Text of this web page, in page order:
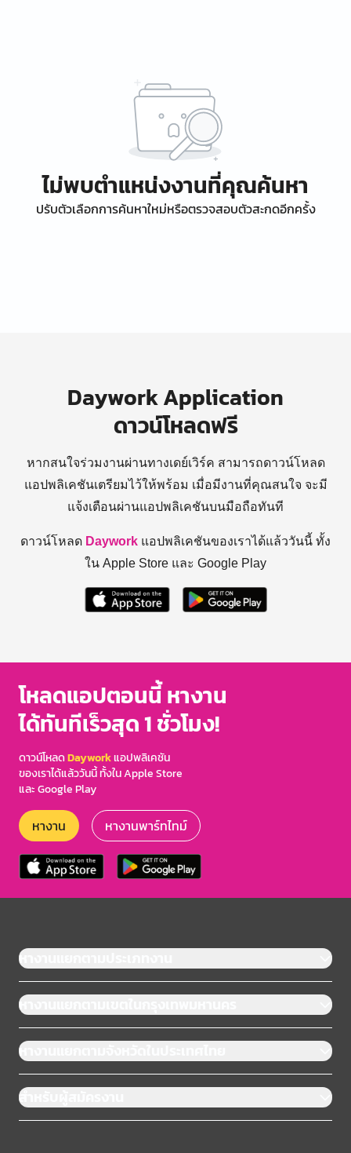
ไม่พบตำแหน่งงานที่คุณค้นหา
ปรับตัวเลือกการค้นหาใหม่หรือตรวจสอบตัวสะกดอีกครั้ง
Daywork Application
ดาวน์โหลดฟรี
หากสนใจร่วมงานผ่านทางเดย์เวิร์ค สามารถดาวน์โหลด
แอปพลิเคชันเตรียมไว้ให้พร้อม เมื่อมีงานที่คุณสนใจ จะมี
แจ้งเตือนผ่านแอปพลิเคชันบนมือถือทันที
ดาวน์โหลด Daywork แอปพลิเคชันของเราได้แล้ววันนี้ ทั้ง
ใน Apple Store และ Google Play
โหลดแอปตอนนี้ หางาน
ได้ทันทีเร็วสุด 1 ชั่วโมง!
ดาวน์โหลดDayworkแอปพลิเคชัน
ของเราได้แล้ววันนี้ ทั้งใน Apple Store
และ Google Play
หางาน หางานพาร์ทไทม์
หางานแยกตามประเภทงาน
หางานแยกตามเขตในกรุงเทพมหานคร
หางานแยกตามจังหวัดในประเทศไทย
สำหรับผู้สมัครงาน